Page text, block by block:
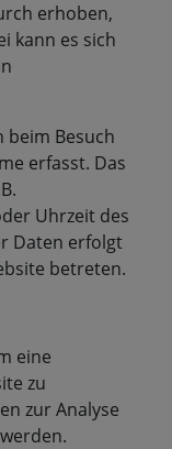
erhoben,
kann es sich
Besuch
erfasst. Das
Uhrzeit des
Daten erfolgt
betreten.
eine
zu
zur Analyse